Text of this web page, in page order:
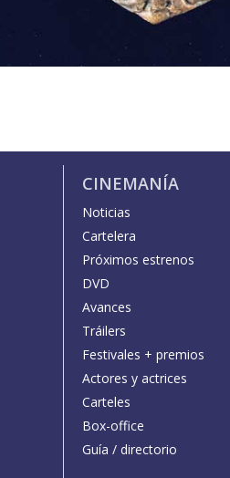
CINEMANÍA
Noticias
Cartelera
Próximos estrenos
DVD
Avances
Tráilers
Festivales + premios
Actores y actrices
Carteles
Box-office
Guía / directorio